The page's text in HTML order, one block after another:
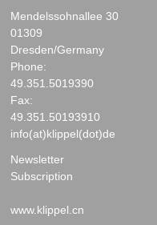
Mendelssohnallee 30
01309
Dresden/Germany
Phone:
49.351.5019390
Fax:
49.351.50193910
info(at)klippel(dot)de
Newsletter
Subscription
www.klippel.cn